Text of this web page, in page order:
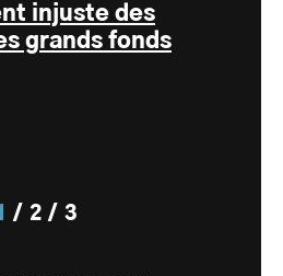
injuste des
grands fonds
2 3